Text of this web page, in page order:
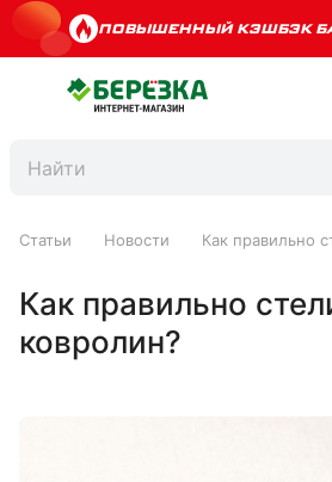
ПОВЫШЕННЫЙ КЭШБЭК
Статьи Новости Как правильно
Как правильно
ковролин?